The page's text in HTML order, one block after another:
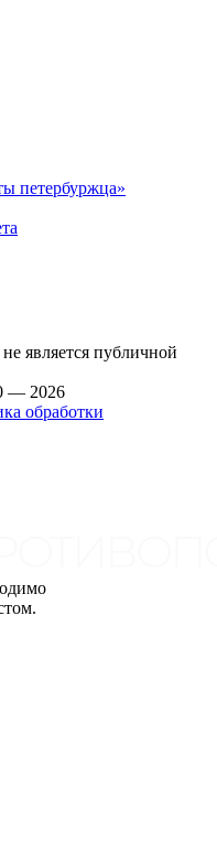
петербуржца»
является публичной
— 2026
обработки